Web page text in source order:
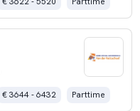
€ 3644 - 6432 Parttime